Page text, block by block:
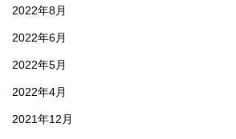
2022年8月
2022年6月
2022年5月
2022年4月
2021年12月